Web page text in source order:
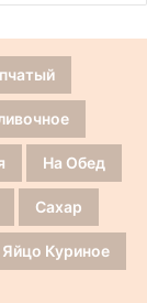
На Обед
Сахар
Яйцо Куриное